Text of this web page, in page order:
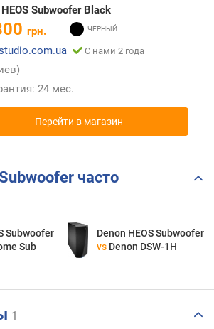
Subwoofer Black
грн.
С нами 2 года
24 мес.
Перейти в магазин
часто
Subwoofer
Sub
Denon HEOS Subwoofer
vs Denon DSW-1H
1